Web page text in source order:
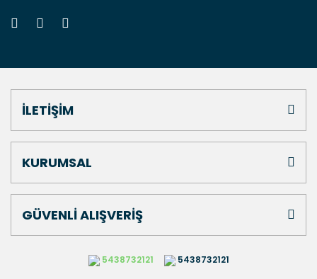
İLETİŞİM
KURUMSAL
GÜVENLİ ALIŞVERİŞ
5438732121 5438732121